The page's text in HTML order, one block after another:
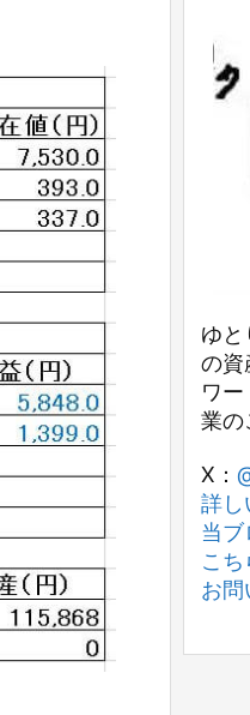
ゆと
の資
ワ
業の
X：
詳し
当ブ
こち
お問